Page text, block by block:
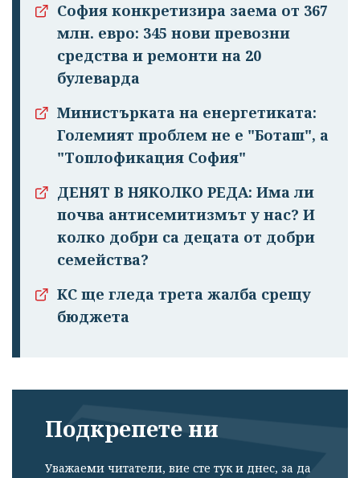
София конкретизира заема от 367
млн. евро: 345 нови превозни
средства и ремонти на 20
булеварда
Министърката на енергетиката:
Големият проблем не е "Боташ", а
"Топлофикация София"
ДЕНЯТ В НЯКОЛКО РЕДА: Има ли
почва антисемитизмът у нас? И
колко добри са децата от добри
семейства?
КС ще гледа трета жалба срещу
бюджета
Подкрепете ни
Уважаеми читатели, вие сте тук и днес, за да